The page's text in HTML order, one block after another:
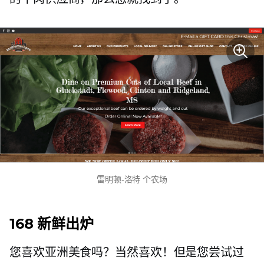
雷明顿-洛特 个农场
168 新鲜出炉
您喜欢亚洲美食吗？当然喜欢！但是您尝试过